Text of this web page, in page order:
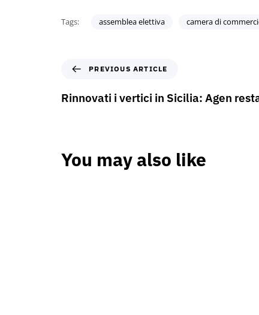
Tags: assemblea elettiva camera di
PREVIOUS ARTICLE
Rinnovati i vertici in Sicilia: Agen
You may also like